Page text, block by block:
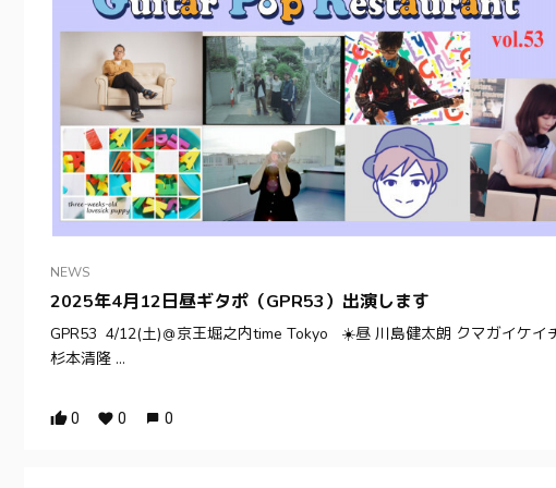
NEWS
2025年4月12日昼ギタポ（GPR53）出演します
GPR53 4/12(土)＠京王堀之内time Tokyo ☀️昼 川島健太朗 クマガイケイ
杉本清隆 ...
0 0 0